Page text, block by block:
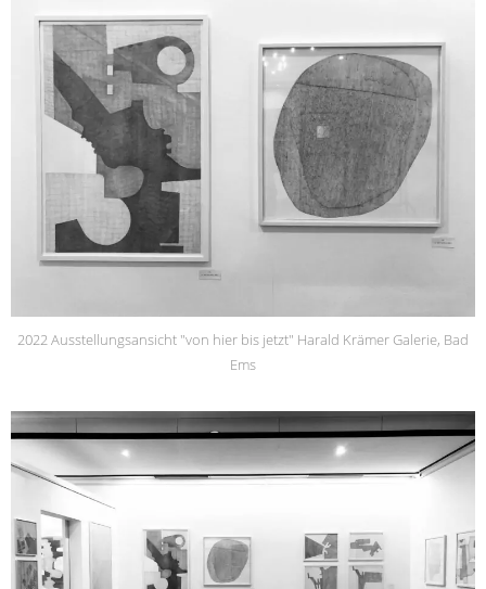
2022 Ausstellungsansicht "von hier bis jetzt" Harald Krämer Galerie, Bad
Ems